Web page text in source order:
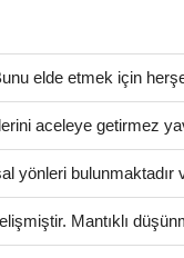
elde etmek için
aceleye getirmez
yönleri
Mantıklı